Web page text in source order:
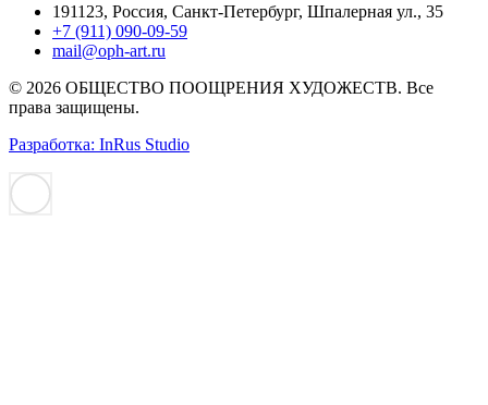
191123, Россия, Санкт-Петербург, Шпалерная ул., 35
+7 (911) 090-09-59
mail@oph-art.ru
© 2026 ОБЩЕСТВО ПООЩРЕНИЯ ХУДОЖЕСТВ. Все
права защищены.
Разработка: InRus Studio